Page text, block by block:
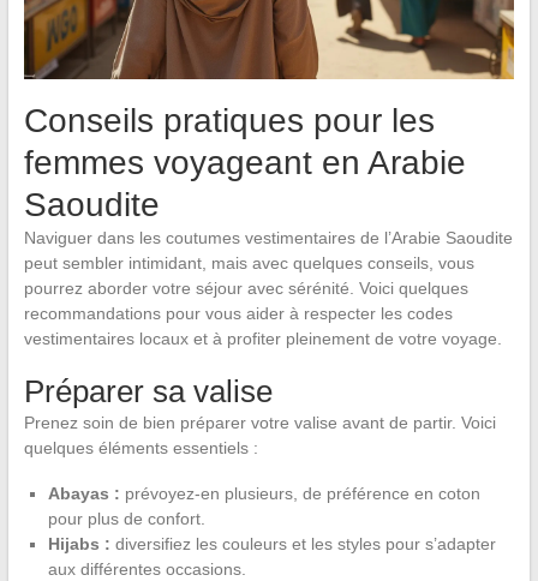
Conseils pratiques pour les
femmes voyageant en Arabie
Saoudite
Naviguer dans les coutumes vestimentaires de l’Arabie Saoudite
peut sembler intimidant, mais avec quelques conseils, vous
pourrez aborder votre séjour avec sérénité. Voici quelques
recommandations pour vous aider à respecter les codes
vestimentaires locaux et à profiter pleinement de votre voyage.
Préparer sa valise
Prenez soin de bien préparer votre valise avant de partir. Voici
quelques éléments essentiels :
Abayas : prévoyez-en plusieurs, de préférence en coton
pour plus de confort.
Hijabs : diversifiez les couleurs et les styles pour s’adapter
aux différentes occasions.